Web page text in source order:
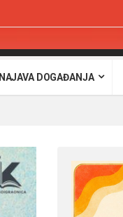
NAJAVA DOGAĐANJA